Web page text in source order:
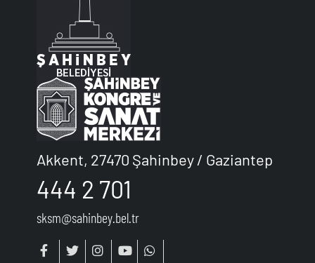
Akkent, 27470 Şahinbey / Gaziantep
444 2 701
sksm@sahinbey.bel.tr